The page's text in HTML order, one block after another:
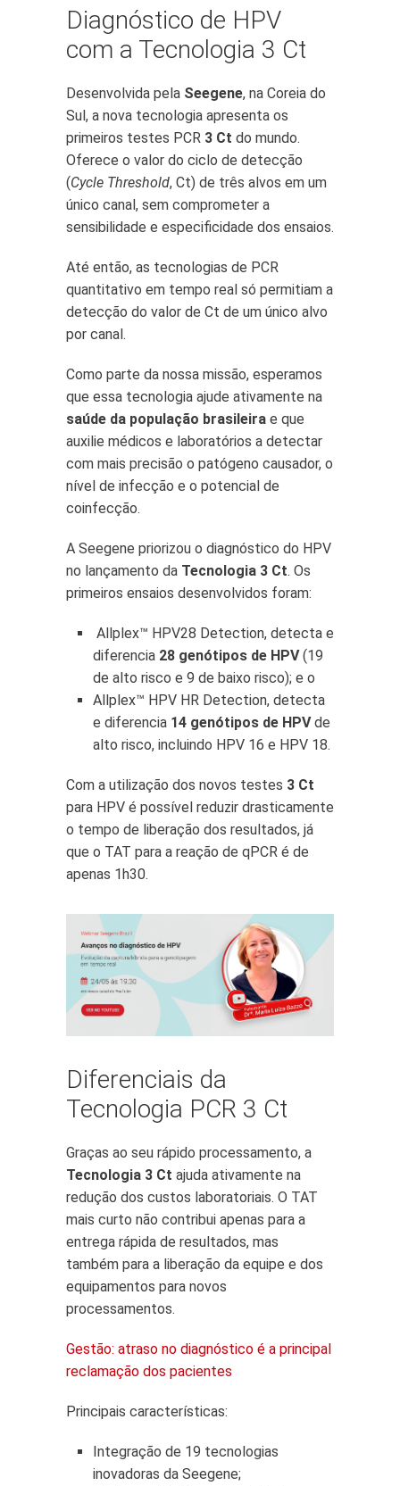
Diagnóstico de HPV
com a Tecnologia 3 Ct
Desenvolvida pela Seegene, na Coreia do
Sul, a nova tecnologia apresenta os
primeiros testes PCR 3 Ct do mundo.
Oferece o valor do ciclo de detecção
(Cycle Threshold, Ct) de três alvos em um
único canal, sem comprometer a
sensibilidade e especificidade dos ensaios.
Até então, as tecnologias de PCR
quantitativo em tempo real só permitiam a
detecção do valor de Ct de um único alvo
por canal.
Como parte da nossa missão, esperamos
que essa tecnologia ajude ativamente na
saúde da população brasileira e que
auxilie médicos e laboratórios a detectar
com mais precisão o patógeno causador, o
nível de infecção e o potencial de
coinfecção.
A Seegene priorizou o diagnóstico do HPV
no lançamento da Tecnologia 3 Ct. Os
primeiros ensaios desenvolvidos foram:
Allplex™ HPV28 Detection, detecta e
diferencia 28 genótipos de HPV(19
de alto risco e 9 de baixo risco); e o
Allplex™ HPV HR Detection, detecta
e diferencia 14 genótipos de HPVde
alto risco, incluindo HPV 16 e HPV 18.
Com a utilização dos novos testes 3 Ct
para HPV é possível reduzir drasticamente
o tempo de liberação dos resultados, já
que o TAT para a reação de qPCR é de
apenas 1h30.
Diferenciais da
Tecnologia PCR 3 Ct
Graças ao seu rápido processamento, a
Tecnologia 3 Ct ajuda ativamente na
redução dos custos laboratoriais. O TAT
mais curto não contribui apenas para a
entrega rápida de resultados, mas
também para a liberação da equipe e dos
equipamentos para novos
processamentos.
Gestão: atraso no diagnóstico é a principal
reclamação dos pacientes
Principais características:
Integração de 19 tecnologias
inovadoras da Seegene;